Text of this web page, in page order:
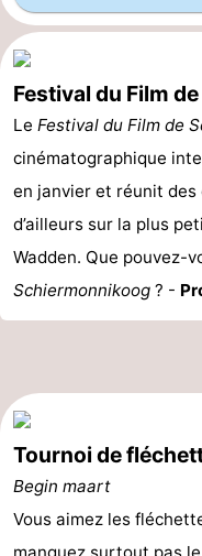
Festival du Film
Le Festival du Film de
cinématographique
en janvier et réunit des
d’ailleurs sur la plus
Wadden. Que pouvez-
Schiermonnikoog ? -
Tournoi de
Begin maart
Vous aimez les